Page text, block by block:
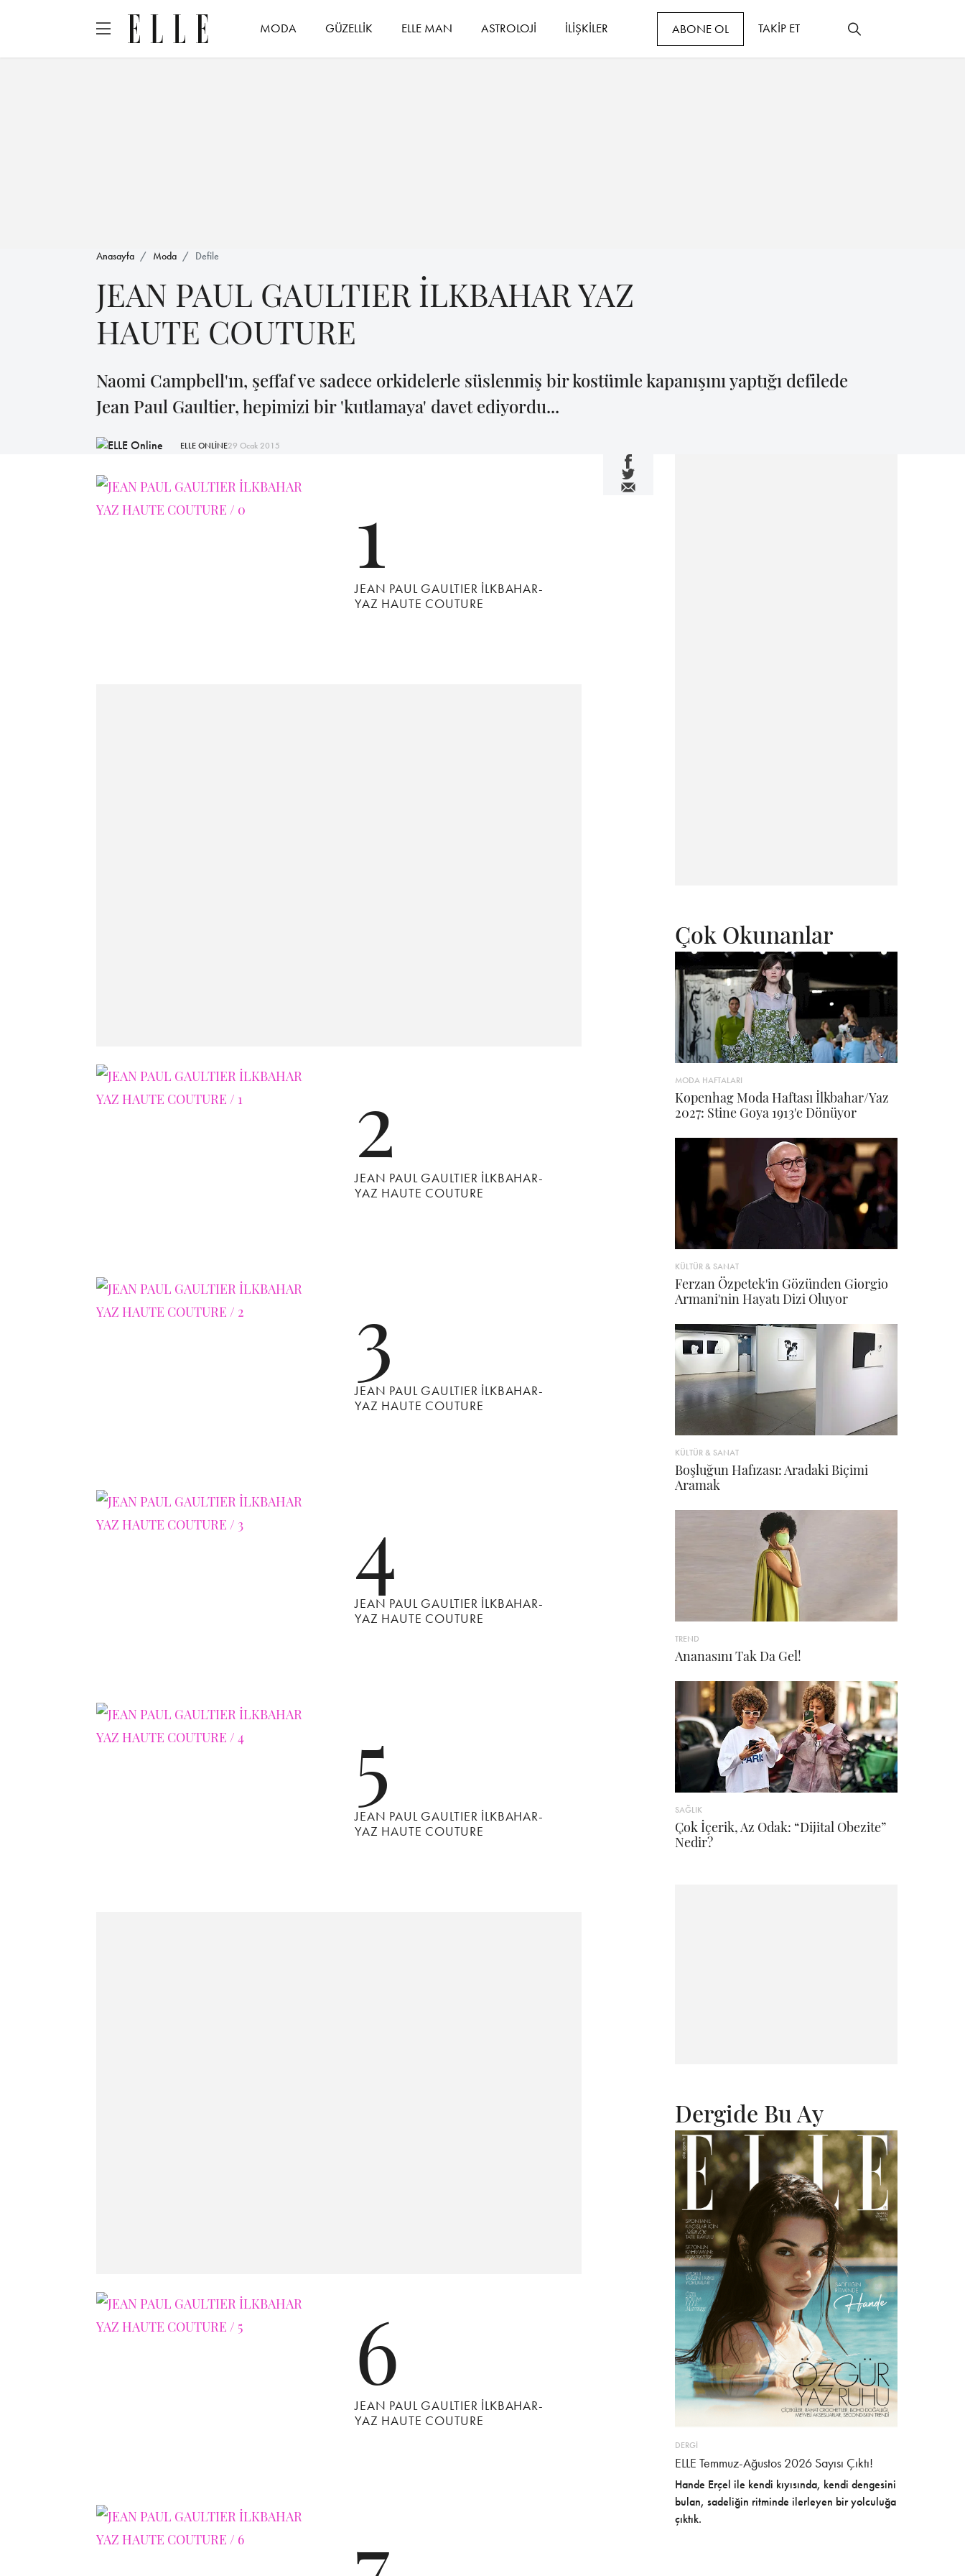
MODA GÜZELLİK ELLE MAN ASTROLOJİ İLİŞKİLER ABONE OL TAKİP ET
Anasayfa Moda Defile
JEAN PAUL GAULTIER İLKBAHAR YAZ
HAUTE COUTURE
Naomi Campbell'ın, şeffaf ve sadece orkidelerle süslenmiş bir kostümle kapanışını yaptığı defilede
Jean Paul Gaultier, hepimizi bir 'kutlamaya' davet ediyordu...
ELLE ONLİNE29 Ocak 2015
1
JEAN PAUL GAULTIER İLKBAHAR-
YAZ HAUTE COUTURE
2
JEAN PAUL GAULTIER İLKBAHAR-
YAZ HAUTE COUTURE
3
JEAN PAUL GAULTIER İLKBAHAR-
YAZ HAUTE COUTURE
4
JEAN PAUL GAULTIER İLKBAHAR-
YAZ HAUTE COUTURE
5
JEAN PAUL GAULTIER İLKBAHAR-
YAZ HAUTE COUTURE
6
JEAN PAUL GAULTIER İLKBAHAR-
YAZ HAUTE COUTURE
Çok Okunanlar
MODA HAFTALARI
Kopenhag Moda Haftası İlkbahar/Yaz
2027: Stine Goya 1913'e Dönüyor
KÜLTÜR & SANAT
Ferzan Özpetek'in Gözünden Giorgio
Armani'nin Hayatı Dizi Oluyor
KÜLTÜR & SANAT
Boşluğun Hafızası: Aradaki Biçimi
Aramak
TREND
Ananasını Tak Da Gel!
SAĞLIK
Çok İçerik, Az Odak: “Dijital Obezite”
Nedir?
Dergide Bu Ay
DERGİ
ELLE Temmuz-Ağustos 2026 Sayısı Çıktı!
Hande Erçel ile kendi kıyısında, kendi dengesini
bulan, sadeliğin ritminde ilerleyen bir yolculuğa
çıktık.